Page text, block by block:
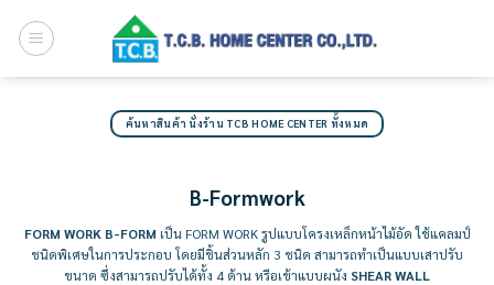
ค้นหาสินค้า นั่งร้าน TCB HOME CENTER ทั้งหมด
B-Formwork
FORM WORK B-FORM เป็น FORM WORK รูปแบบโครงเหล็กหน้าไม้อัด ใช้แคลมป์
ชนิดพิเศษในการประกอบ โดยมีชิ้นส่วนหลัก 3 ชนิด สามารถทำเป็นแบบเสาปรับ
ขนาด ซึ่งสามารถปรับได้ทั้ง 4 ด้าน หรือเข้าแบบผนัง SHEAR WALL